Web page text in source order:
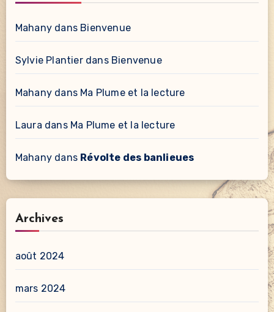
Mahanydans Bienvenue
Sylvie Plantierdans Bienvenue
Mahanydans Ma Plume et la lecture
Laura dans Ma Plume et la lecture
Mahanydans Révolte des banlieues
Archives
août 2024
mars 2024